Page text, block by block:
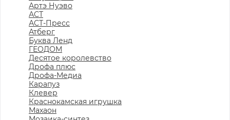
Артэ Нуэво
АСТ
АСТ-Пресс
Атберг
Буква Ленд
ГЕОДОМ
Десятое королевство
Дрофа плюс
Дрофа-Медиа
Карапуз
Клевер
Краснокамская игрушка
Махаон